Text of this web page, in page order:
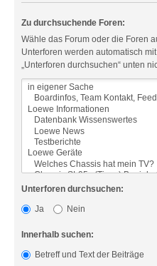
Zu durchsuchende Foren:
Wähle das Forum oder die Foren
Unterforen werden automatisch
„Unterforen durchsuchen“ unten
Unterforen durchsuchen:
Ja
Nein
Innerhalb suchen:
Betreff und Text der Beiträge